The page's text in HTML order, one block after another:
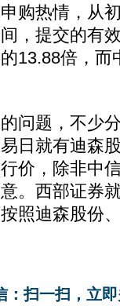
购热情，从
，提交的有
13.88倍，而
题，不少
日就有迪森
价，除非中
。西部证券
照迪森股份
：扫一扫，立